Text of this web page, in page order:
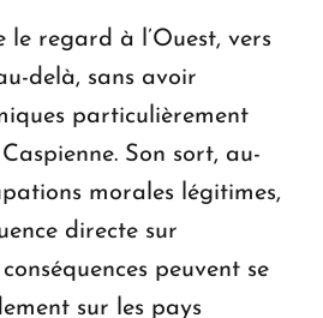
le regard à l’Ouest, vers
delà, sans avoir
particulièrement
Son sort, au-
morales légitimes,
directe sur
peuvent se
sur les pays